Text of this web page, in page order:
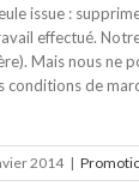
issue :
effectué.
Mais nous ne
conditions de
2014 |